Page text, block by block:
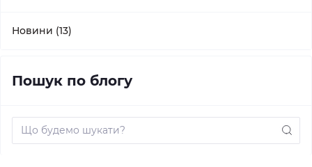
Новини (13)
Пошук по блогу